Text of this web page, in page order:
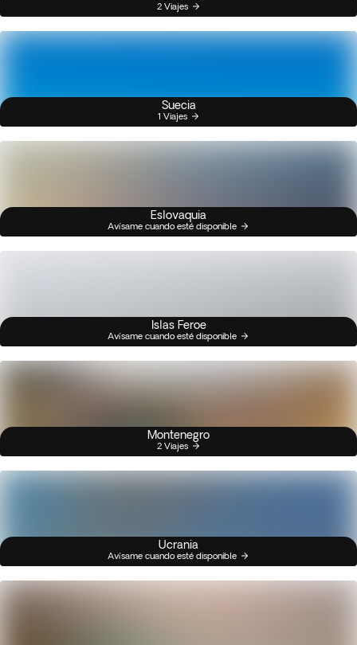
2 Viajes
Suecia
1 Viajes
Eslovaquia
Avísame cuando esté disponible
Islas Feroe
Avísame cuando esté disponible
Montenegro
2 Viajes
Ucrania
Avísame cuando esté disponible